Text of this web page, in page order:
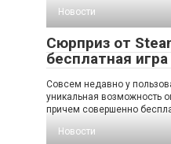
Новости
Сюрприз от
бесплатная
Совсем недавно у
уникальная возможность
причем совершенно
Новости